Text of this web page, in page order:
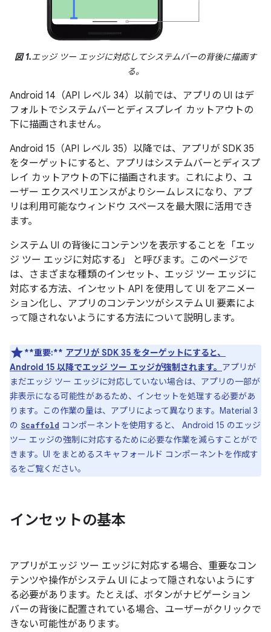
図 1.エッジ ツー エッジに対応してシステムバーの背後に描画す
る。
Android 14（API レベル 34）以前では、アプリの UI はデ
フォルトでシステムバーとディスプレイ カットアウトの
下に描画されません。
Android 15（API レベル 35）以降では、アプリが SDK 35
をターゲットにすると、アプリはシステムバーとディスプ
レイ カットアウトの下に描画されます。これにより、ユ
ーザー エクスペリエンスがよりシームレスになり、アプ
リは利用可能なウィンドウ スペースを最大限に活用でき
ます。
システム UI の背後にコンテンツを表示することを「エッ
ジ ツー エッジに対応する」
と呼びます。このページで
は、さまざまな種類のインセット、エッジ ツー エッジに
対応する方法、インセット API を使用して UI をアニメー
ション化し、アプリのコンテンツがシステム UI 要素によ
って隠されないようにする方法について説明します。
**重要:** アプリが SDK 35 をターゲットにすると、
Android 15 以降でエッジ ツー エッジが強制されます。 アプリが
まだエッジ ツー エッジに対応していない場合は、アプリの一部が
非表示になる可能性があるため、インセットを処理する必要があ
ります。この作業の量は、アプリによって異なります。Material 3
の Scaffold コンポーネントを使用すると、 Android 15 のエッジ
ツー エッジの強制に対応するために必要な作業を減らすことがで
きます。UI をまとめるスキャフォールド コンポーネントを作成す
るをご覧ください。
インセットの基本
アプリがエッジ ツー エッジに対応する場合、重要なコン
テンツや操作がシステム UI によって隠されないようにす
る必要があります。たとえば、ボタンがナビゲーション
バーの背後に配置されている場合、ユーザーがクリックで
きない可能性があります。